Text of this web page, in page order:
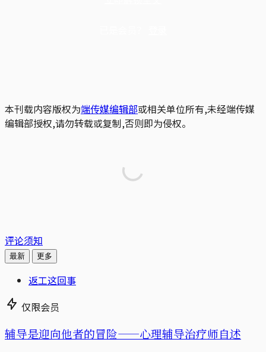
本刊载内容版权为端传媒编辑部或相关单位所有,未经端传媒
编辑部授权,请勿转载或复制,否则即为侵权。
评论须知
最新 更多
返工这回事
仅限会员
辅导是迎向他者的冒险——心理辅导治疗师自述